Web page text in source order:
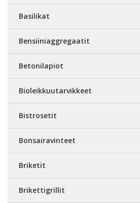
Basilikat
Bensiiniaggregaatit
Betonilapiot
Bioleikkuutarvikkeet
Bistrosetit
Bonsairavinteet
Briketit
Brikettigrillit